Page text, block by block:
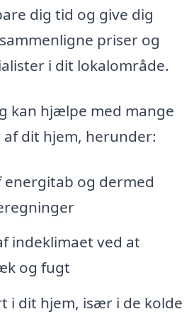
dig tid og give dig
priser og
i dit lokalområde.
kan hjælpe med mange
dit hjem, herunder:
energitab og dermed
indeklimaet ved at
og fugt
i dit hjem, især i de kolde